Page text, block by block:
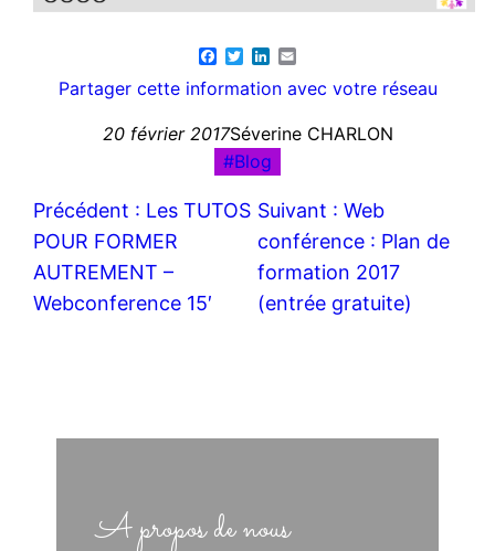
Facebook
TwitterLinkedIn
Partager cette information avec votre réseau
20 février 2017Séverine CHARLON
Blog
Précédent : Les TUTOS
POUR FORMER
AUTREMENT –
Webconference 15′
Suivant : Web
conférence : Plan de
formation 2017
(entrée gratuite)
A propos de nous